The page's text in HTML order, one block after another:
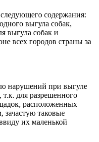
содержания:
выгула собак,
выгула собак и
всех городов страны за
нарушений при выгуле
для разрешенного
расположенных
зачастую таковые
их маленькой